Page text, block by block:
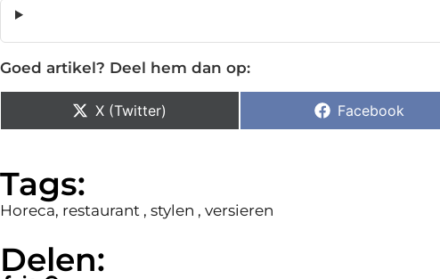
Goed artikel? Deel hem dan op:
X (Twitter) Facebook
Tags:
Horeca, restaurant , stylen , versieren
Delen: